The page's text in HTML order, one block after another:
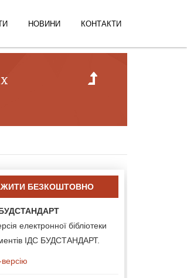
НОВИНИ КОНТАКТИ
БЕЗКОШТОВНО
БУДСТАНДАРТ
електронної бібліотеки
ІДС БУДСТАНДАРТ.